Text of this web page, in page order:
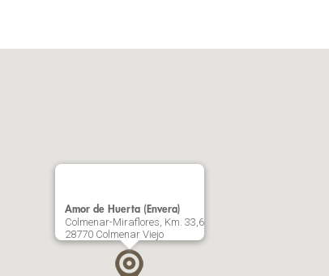
Amor de Huerta (Envera)
Colmenar-Miraflores, Km. 33,6
28770 Colmenar Viejo